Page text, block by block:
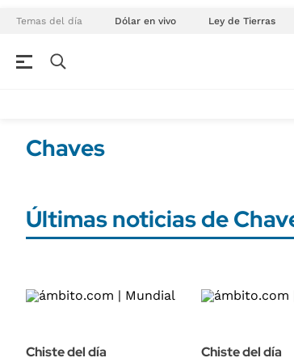
Temas del día Dólar en vivo Ley de Tierras
Banco de Datos
FINANZAS
Dólar
ÁMBITO DEBATE
ENERGY
Chaves
Últimas noticias de
Chiste del día Chiste del día